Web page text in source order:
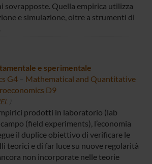
sovrapposte. Quella empirica utilizza
e simulazione, oltre a strumenti di
e sperimentale
G4 – Mathematical and Quantitative
D9
prodotti in laboratorio (lab
(field experiments), l’economia
il duplice obiettivo di verificare le
teorici e di far luce su nuove regolarità
non incorporate nelle teorie